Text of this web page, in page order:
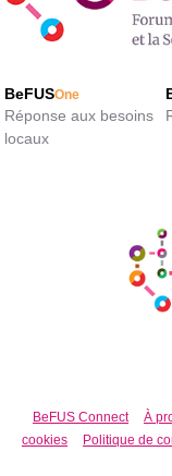
BeFUSOne
Réponse aux besoins
locaux
BeFUS Connect À
cookies
Politique de